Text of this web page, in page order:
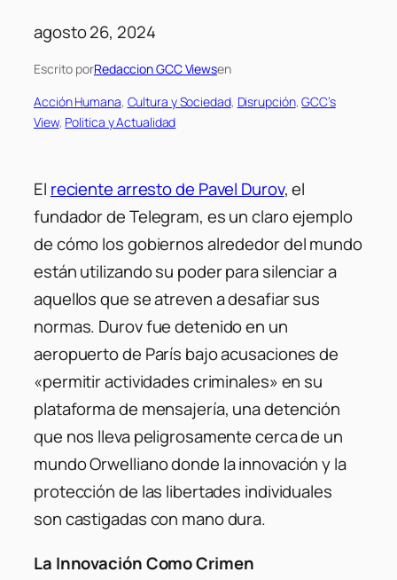
agosto 26, 2024
Escrito porRedaccion GCC Viewsen
Acción Humana, Cultura y Sociedad, Disrupción, GCC’s
View, Politica y Actualidad
El reciente arresto de Pavel Durov, el
fundador de Telegram, es un claro ejemplo
de cómo los gobiernos alrededor del mundo
están utilizando su poder para silenciar a
aquellos que se atreven a desafiar sus
normas. Durov fue detenido en un
aeropuerto de París bajo acusaciones de
«permitir actividades criminales» en su
plataforma de mensajería, una detención
que nos lleva peligrosamente cerca de un
mundo Orwelliano donde la innovación y la
protección de las libertades individuales
son castigadas con mano dura.
La Innovación Como Crimen